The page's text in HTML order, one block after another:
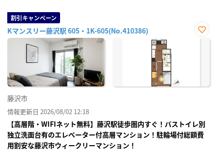
割引キャンペーン
Kマンスリー藤沢駅 605・1K-605(No.410386)
お気
藤沢市
情報更新日 2026/08/02 12:18
【高層階・WIFIネット無料】藤沢駅徒歩圏内すぐ！バストイレ別
独立洗面台有のエレベーター付高層マンション！駐輪場付総額費
用割安な藤沢市ウィークリーマンション！